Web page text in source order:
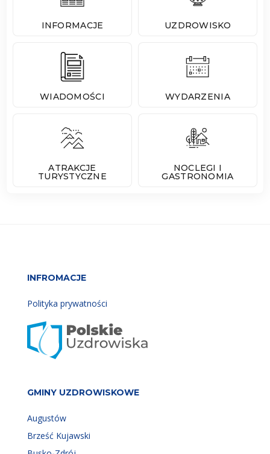
INFORMACJE UZDROWISKO
WIADOMOŚCI WYDARZENIA
ATRAKCJE
TURYSTYCZNE
NOCLEGI I
GASTRONOMIA
INFROMACJE
Polityka prywatności
GMINY UZDROWISKOWE
Augustów
Brześć Kujawski